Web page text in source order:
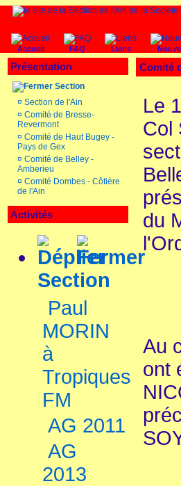
Accueil FAQ Liens
Présentation
Section
¤ Section de l'Ain
¤ Comité de Bresse-
Revermont
¤ Comité de Haut Bugey -
Pays de Gex
¤ Comité de Belley -
Amberieu
¤ Comité Dombes - Côtière
de l'Ain
Activités
Section
Paul
MORIN
à
Tropiques
FM
AG 2011
AG
2013
Comité
Le
Col
du
Au
ont